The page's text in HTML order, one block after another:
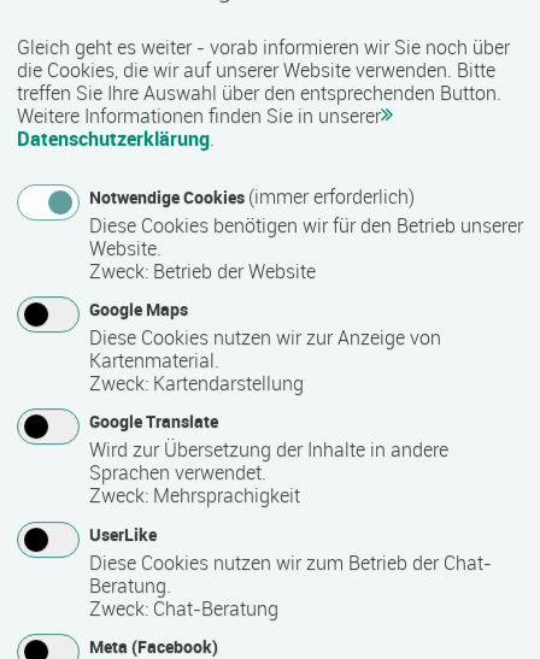
technische, gewerblich-handwerkliche sowie IT-bezogene
Qualifizierungen angeboten. Je nach Maßnahme besteht
zudem die Möglichkeit, anerkannte Zusatzqualifikationen
und Zertifikate zu erwerben, die den beruflichen Werdegang
Qualität und Besonderheiten:
Als zertifizierter Bildungsträger erfüllt COMCAVE die
Qualitätsanforderungen für die Förderung von
Weiterbildungsmaßnahmen durch öffentliche Kostenträger
wie die Agentur für Arbeit oder Jobcenter. Viele Angebote
sind nach der AZAV (Akkreditierungs- und
Zulassungsverordnung Arbeitsförderung) zugelassen und
damit förderfähig. Mit einem vielfältigen Bildungsangebot,
praxisnahen Inhalten und einer bundesweiten Präsenz
unterstützt COMCAVE Menschen bei ihrer beruflichen
Qualifizierung und Weiterbildung.
Kontakt
Gleich geht es weiter - vorab informieren wir Sie noch über
die Cookies, die wir auf unserer Website verwenden. Bitte
treffen Sie Ihre Auswahl über den entsprechenden Button.
Weitere Informationen finden Sie in unserer
Datenschutzerklärung.
Notwendige Cookies (immer erforderlich)
Diese Cookies benötigen wir für den Betrieb unserer
Website.
Zweck: Betrieb der Website
Google Maps
Diese Cookies nutzen wir zur Anzeige von
Kartenmaterial.
Zweck: Kartendarstellung
Google Translate
Wird zur Übersetzung der Inhalte in andere
Sprachen verwendet.
Zweck: Mehrsprachigkeit
UserLike
Diese Cookies nutzen wir zum Betrieb der Chat-
Beratung.
Zweck: Chat-Beratung
Meta (Facebook)